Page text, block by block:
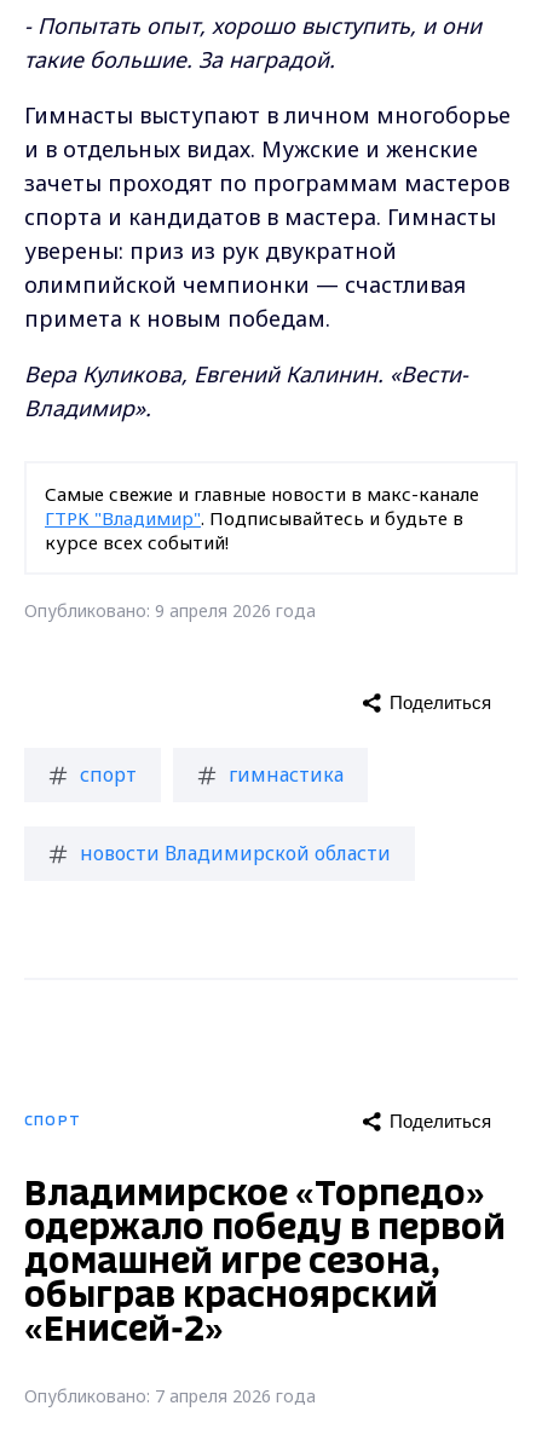
- Попытать опыт, хорошо выступить, и они
такие большие. За наградой.
Гимнасты выступают в личном многоборье
и в отдельных видах. Мужские и женские
зачеты проходят по программам мастеров
спорта и кандидатов в мастера. Гимнасты
уверены: приз из рук двукратной
олимпийской чемпионки — счастливая
примета к новым победам.
Вера Куликова, Евгений Калинин. «Вести-
Владимир».
Самые свежие и главные новости в макс-канале
ГТРК "Владимир". Подписывайтесь и будьте в
курсе всех событий!
Опубликовано: 9 апреля 2026 года
спорт гимнастика
новости Владимирской области
Поделиться
СПОРТ Поделиться
Владимирское «Торпедо»
одержало победу в первой
домашней игре сезона,
обыграв красноярский
«Енисей-2»
Опубликовано: 7 апреля 2026 года